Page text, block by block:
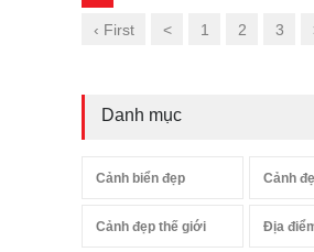
‹ First < 1 2 3
Danh mục
Cảnh biển đẹp Cảnh
Cảnh đẹp thế giới Địa